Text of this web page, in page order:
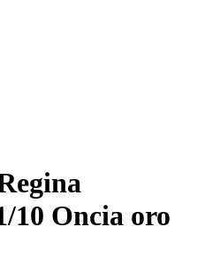
10 Oncia oro